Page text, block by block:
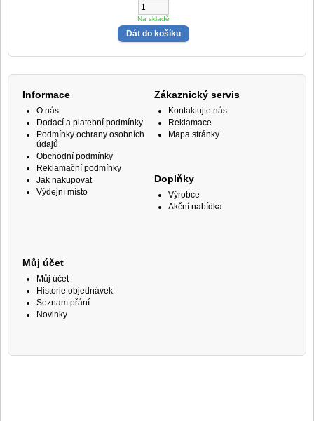
Na skladě
Informace
O nás
Dodací a platební podmínky
Podmínky ochrany osobních
údajů
Obchodní podmínky
Reklamační podmínky
Jak nakupovat
Výdejní místo
Zákaznický servis
Kontaktujte nás
Reklamace
Mapa stránky
Doplňky
Výrobce
Akční nabídka
Můj účet
Můj účet
Historie objednávek
Seznam přání
Novinky